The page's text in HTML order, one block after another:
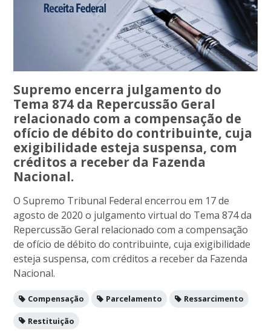
Supremo encerra julgamento do
Tema 874 da Repercussão Geral
relacionado com a compensação de
ofício de débito do contribuinte, cuja
exigibilidade esteja suspensa, com
créditos a receber da Fazenda
Nacional.
O Supremo Tribunal Federal encerrou em 17 de
agosto de 2020 o julgamento virtual do Tema 874 da
Repercussão Geral relacionado com a compensação
de ofício de débito do contribuinte, cuja exigibilidade
esteja suspensa, com créditos a receber da Fazenda
Nacional.
Compensação Parcelamento Ressarcimento
Restituição